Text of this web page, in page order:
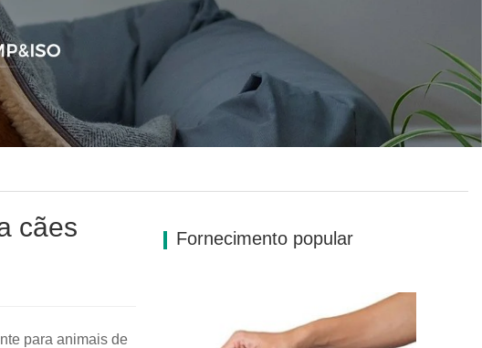
cães
para animais de
Fornecimento popular